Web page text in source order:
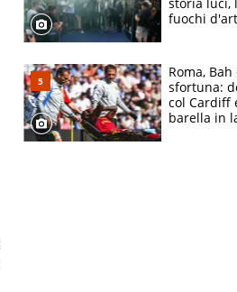
fuochi
Roma, Bah
sfortuna:
col Cardiff
barella in